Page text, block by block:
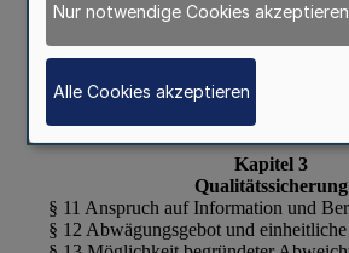
Nur notwendige Cookies akzeptieren
Alle Cookies akzeptieren